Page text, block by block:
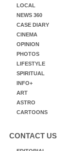
LOCAL
NEWS 360
CASE DIARY
CINEMA
OPINION
PHOTOS
LIFESTYLE
SPIRITUAL
INFO+
ART
ASTRO
CARTOONS
CONTACT US